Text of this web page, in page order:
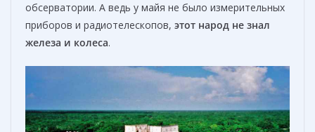
обсерватории. А ведь у майя не было измерительных
приборов и радиотелескопов, этот народ не знал
железа и колеса.